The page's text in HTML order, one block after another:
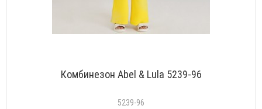
Комбинезон Abel & Lula 5239-96
5239-96